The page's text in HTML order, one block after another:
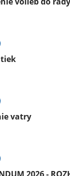
vatry